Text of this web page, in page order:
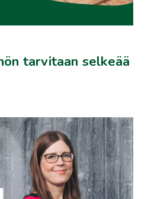
tarvitaan selkeää